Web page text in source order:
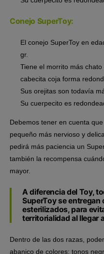
Conejo SuperToy:
El conejo SuperToy en
gr.
Tiene el morrito más
cabecita coja forma
Sus orejitas son todavía
Su cuerpecito es
Debemos tener en cuenta
pequeño más nervioso y
pedirá más paciencia un
también la recompensa
mayor.
A diferencia del Toy,
SuperToy se
esterilizados, para
territorialidad al llegar
Dentro de las dos razas,
abanico de colores: tonos